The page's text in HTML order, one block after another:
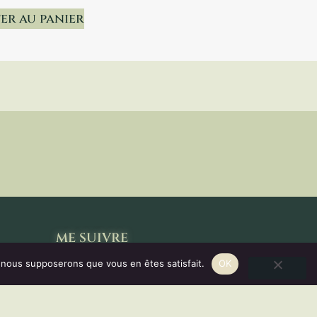
au panier
ME SUIVRE
supposerons que vous en êtes satisfait. OK